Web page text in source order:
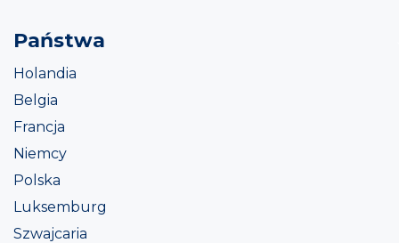
Państwa
Holandia
Belgia
Francja
Niemcy
Polska
Luksemburg
Szwajcaria